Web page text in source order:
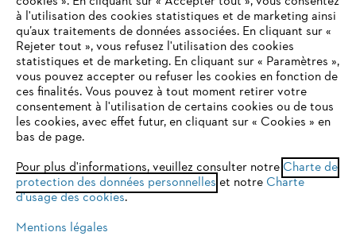
Service
Conditions Générales de Vente
Mentions légales Cookies
Conditions de garantie
VOTRE NAVIGATEUR INTERNET
N'EST PLUS PRIS EN CHARGE
Vous utilisez un navigateur Internet que nous ne prenons plus
en charge, et certaines fonctionnalités de notre site ne
peuvent fonctionner correctement. Pour une utilisation
optimale de notre site, nous vous recommandons de passer à
l'un des navigateurs suivants :
à l'utilisation des cookies statistiques et de marketing ainsi
qu’aux traitements de données associées. En cliquant sur «
Rejeter tout », vous refusez l'utilisation des cookies
statistiques et de marketing. En cliquant sur « Paramètres »,
vous pouvez accepter ou refuser les cookies en fonction de
ces finalités. Vous pouvez à tout moment retirer votre
consentement à l'utilisation de certains cookies ou de tous
les cookies, avec effet futur, en cliquant sur « Cookies » en
bas de page.
Pour plus d'informations, veuillez consulter notre Charte de
protection des données personnelles et notre Charte
d'usage des cookies.
Mentions légales